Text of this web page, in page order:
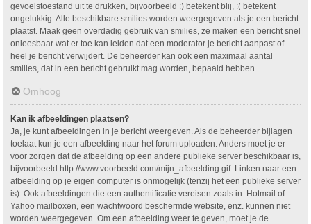
gevoelstoestand uit te drukken, bijvoorbeeld :) betekent blij, :( betekent
ongelukkig. Alle beschikbare smilies worden weergegeven als je een bericht
plaatst. Maak geen overdadig gebruik van smilies, ze maken een bericht snel
onleesbaar wat er toe kan leiden dat een moderator je bericht aanpast of
heel je bericht verwijdert. De beheerder kan ook een maximaal aantal
smilies, dat in een bericht gebruikt mag worden, bepaald hebben.
Omhoog
Kan ik afbeeldingen plaatsen?
Ja, je kunt afbeeldingen in je bericht weergeven. Als de beheerder bijlagen
toelaat kun je een afbeelding naar het forum uploaden. Anders moet je er
voor zorgen dat de afbeelding op een andere publieke server beschikbaar is,
bijvoorbeeld http://www.voorbeeld.com/mijn_afbeelding.gif. Linken naar een
afbeelding op je eigen computer is onmogelijk (tenzij het een publieke server
is). Ook afbeeldingen die een authentificatie vereisen zoals in: Hotmail of
Yahoo mailboxen, een wachtwoord beschermde website, enz. kunnen niet
worden weergegeven. Om een afbeelding weer te geven, moet je de